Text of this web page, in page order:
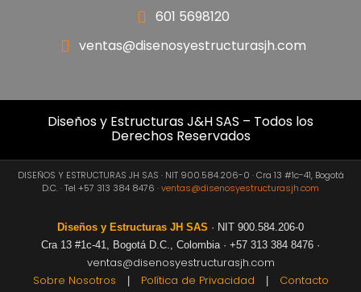
601 5698120
ventas@disenosyestructurasjh.com
Diseños y Estructuras J&H SAS – Todos los
Derechos Reservados
DISEÑOS Y ESTRUCTURAS JH SAS · NIT 900.584.206-0 · Cra 13 #1c-41, Bogotá
D.C. · Tel +57 313 384 8476 ·ventas@disenosyestructurasjh.com
Diseños y Estructuras JH SAS · NIT 900.584.206-0
Cra 13 #1c-41, Bogotá D.C., Colombia · +57 313 384 8476 ·
ventas@disenosyestructurasjh.com
Sobre Nosotros
Política de Privacidad Contacto